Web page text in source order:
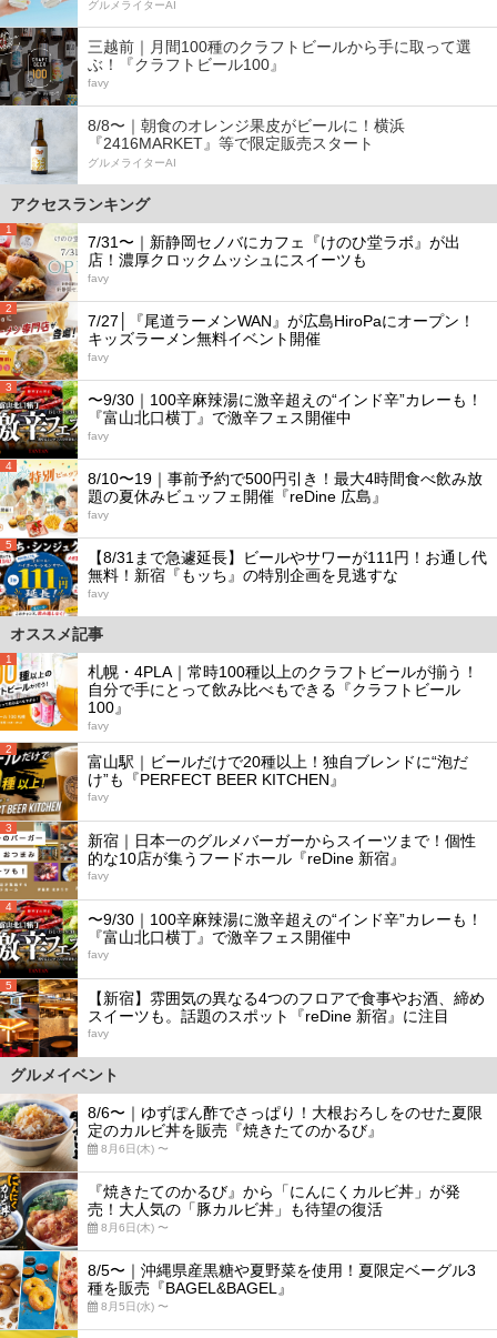
グルメライターAI
三越前｜月間100種のクラフトビールから手に取って選
ぶ！『クラフトビール100』
favy
8/8〜｜朝食のオレンジ果皮がビールに！横浜
『2416MARKET』等で限定販売スタート
グルメライターAI
アクセスランキング
1
7/31〜｜新静岡セノバにカフェ『けのひ堂ラボ』が出
店！濃厚クロックムッシュにスイーツも
favy
2
7/27│『尾道ラーメンWAN』が広島HiroPaにオープン！
キッズラーメン無料イベント開催
favy
3
〜9/30｜100辛麻辣湯に激辛超えの“インド辛”カレーも！
『富山北口横丁』で激辛フェス開催中
favy
4
8/10〜19｜事前予約で500円引き！最大4時間食べ飲み放
題の夏休みビュッフェ開催『reDine 広島』
favy
5
【8/31まで急遽延長】ビールやサワーが111円！お通し代
無料！新宿『もッち』の特別企画を見逃すな
favy
オススメ記事
1
札幌・4PLA｜常時100種以上のクラフトビールが揃う！
自分で手にとって飲み比べもできる『クラフトビール
100』
favy
2
富山駅｜ビールだけで20種以上！独自ブレンドに“泡だ
け”も『PERFECT BEER KITCHEN』
favy
3
新宿｜日本一のグルメバーガーからスイーツまで！個性
的な10店が集うフードホール『reDine 新宿』
favy
4
〜9/30｜100辛麻辣湯に激辛超えの“インド辛”カレーも！
『富山北口横丁』で激辛フェス開催中
favy
5
【新宿】雰囲気の異なる4つのフロアで食事やお酒、締め
スイーツも。話題のスポット『reDine 新宿』に注目
favy
グルメイベント
8/6〜｜ゆずぽん酢でさっぱり！大根おろしをのせた夏限
定のカルビ丼を販売『焼きたてのかるび』
8月6日(木) 〜
『焼きたてのかるび』から「にんにくカルビ丼」が発
売！大人気の「豚カルビ丼」も待望の復活
8月6日(木) 〜
8/5〜｜沖縄県産黒糖や夏野菜を使用！夏限定ベーグル3
種を販売『BAGEL&BAGEL』
8月5日(水) 〜